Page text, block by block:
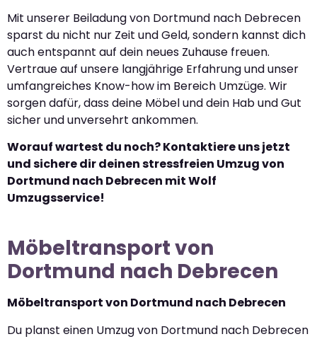
Mit unserer Beiladung von Dortmund nach Debrecen
sparst du nicht nur Zeit und Geld, sondern kannst dich
auch entspannt auf dein neues Zuhause freuen.
Vertraue auf unsere langjährige Erfahrung und unser
umfangreiches Know-how im Bereich Umzüge. Wir
sorgen dafür, dass deine Möbel und dein Hab und Gut
sicher und unversehrt ankommen.
Worauf wartest du noch? Kontaktiere uns jetzt
und sichere dir deinen stressfreien Umzug von
Dortmund nach Debrecen mit Wolf
Umzugsservice!
Möbeltransport von
Dortmund nach Debrecen
Möbeltransport von Dortmund nach Debrecen
Du planst einen Umzug von Dortmund nach Debrecen